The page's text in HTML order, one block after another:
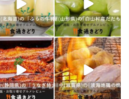
1月 24 1月 23
shokutuu_kidori
1月 19
shokutuu_kidori
1月 18